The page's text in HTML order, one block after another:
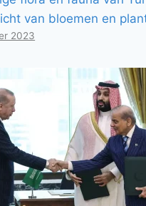
van bloemen en
2023